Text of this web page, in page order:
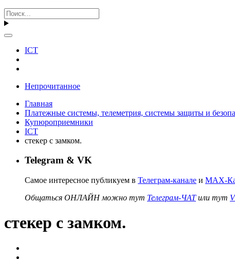
ICT
Непрочитанное
Главная
Платежные системы, телеметрия, системы защиты и
Купюроприемники
ICT
стекер с замком.
Telegram & VK
Самое интересное публикуем в Телеграм-канале и MAX-
Общаться ОНЛАЙН можно тут Телеграм-ЧАТили тут
стекер с замком.